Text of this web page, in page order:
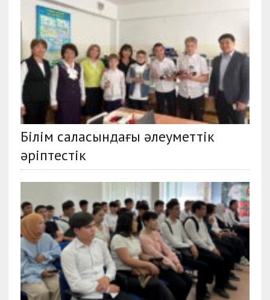
Білім саласындағы әлеуметтік
әріптестік